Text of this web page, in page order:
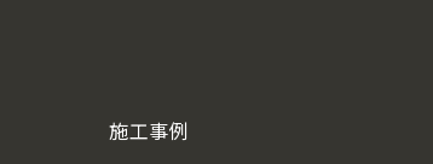
施工事例